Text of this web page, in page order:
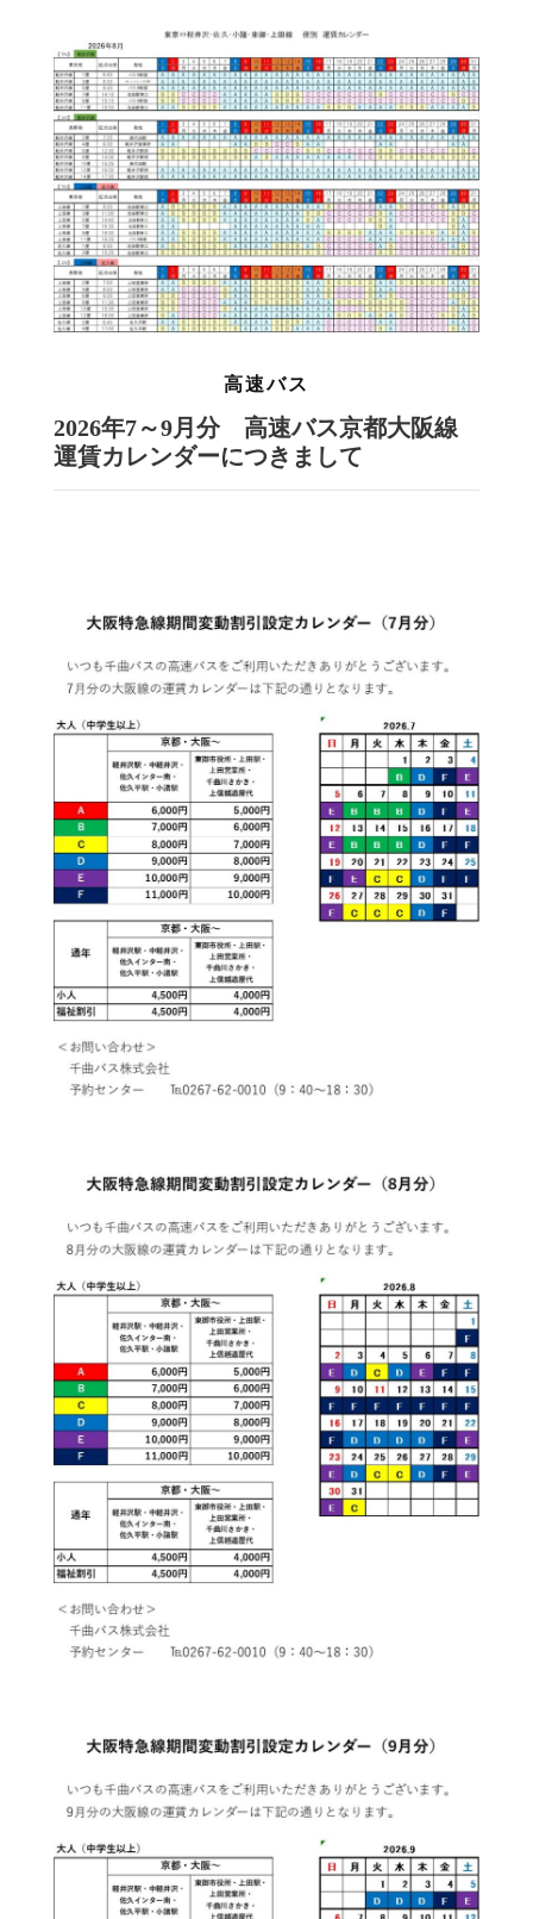
高速バス
2026年7～9月分 高速バス京都大阪線
運賃カレンダーにつきまして